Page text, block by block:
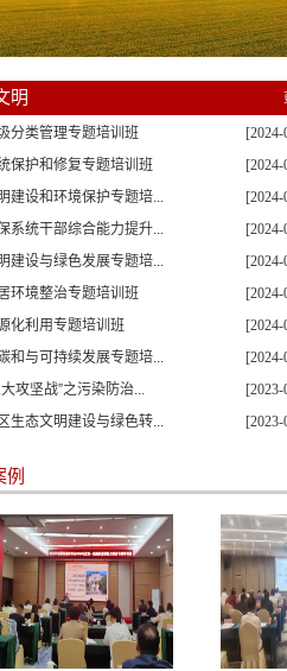
明
[2024-
分类管理专题培训班
[2024-
保护和修复专题培训班
[2024-
建设和环境保护专题培...
[2024-
系统干部综合能力提升...
[2024-
建设与绿色发展专题培...
[2024-
环境整治专题培训班
[2024-
化利用专题培训班
[2024-
和与可持续发展专题培...
[2023-
攻坚战”之污染防治...
[2023-
生态文明建设与绿色转...
例